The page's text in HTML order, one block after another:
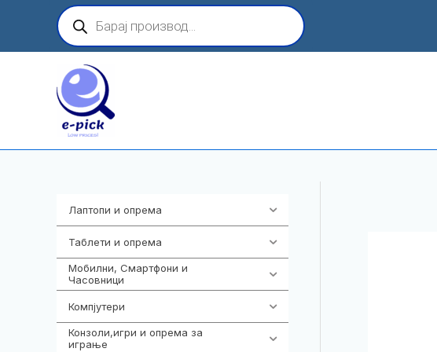
content
Products
search
Лаптопи и опрема
Таблети и опрема
Мобилни, Смартфони и
Часовници
Компјутери
Конзоли,игри и опрема за
играње